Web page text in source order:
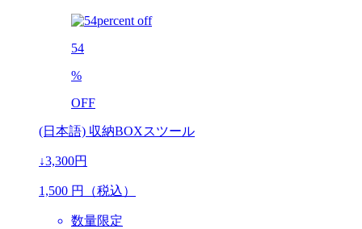
54
%
OFF
(日本語) 収納BOXスツール
↓3,300円
1,500 円（税込）
数量限定